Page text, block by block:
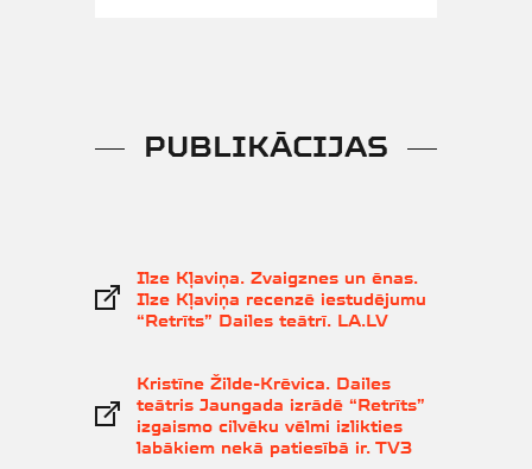
PUBLIKĀCIJAS
Ilze Kļaviņa. Zvaigznes un ēnas.
Ilze Kļaviņa recenzē iestudējumu
“Retrīts” Dailes teātrī. LA.LV
Kristīne Žilde-Krēvica. Dailes
teātris Jaungada izrādē “Retrīts”
izgaismo cilvēku vēlmi izlikties
labākiem nekā patiesībā ir. TV3